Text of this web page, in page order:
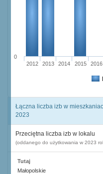
2012 2013 2014 2015 2016
0
Łączna liczba izb w
2023
Przeciętna liczba izb w lokalu
(oddanego do użytkowania w 2023
Tutaj
Małopolskie